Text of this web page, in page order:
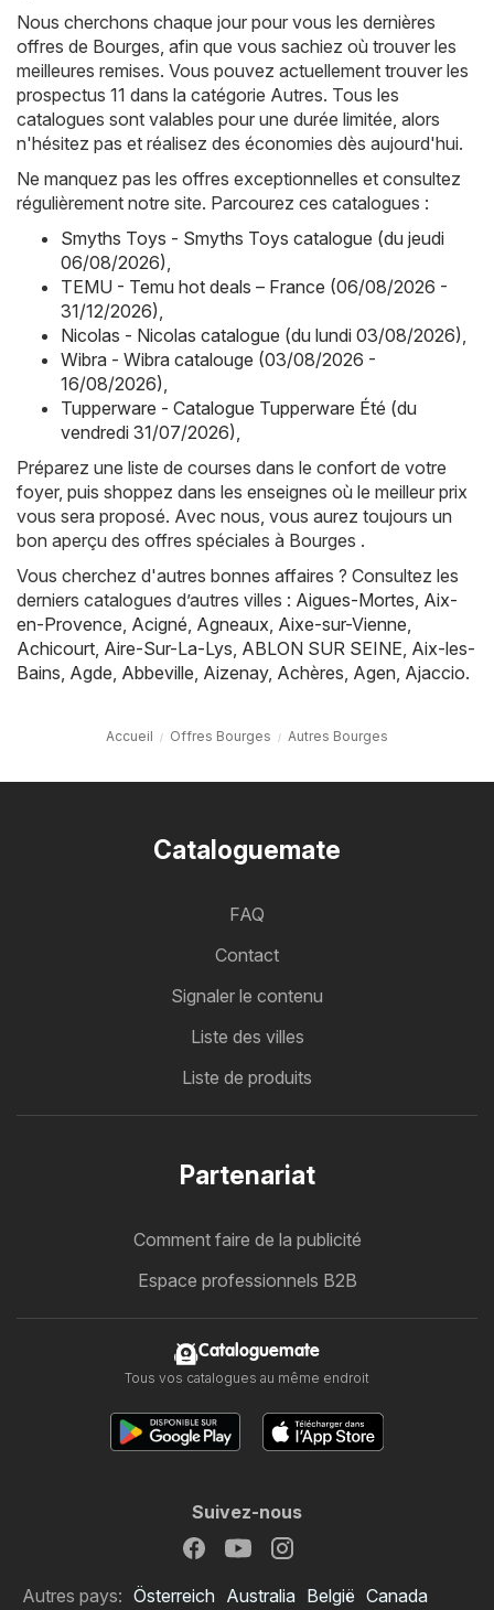
Nous cherchons chaque jour pour vous les dernières
offres de Bourges, afin que vous sachiez où trouver les
meilleures remises. Vous pouvez actuellement trouver les
prospectus 11 dans la catégorie Autres. Tous les
catalogues sont valables pour une durée limitée, alors
n'hésitez pas et réalisez des économies dès aujourd'hui.
Ne manquez pas les offres exceptionnelles et consultez
régulièrement notre site. Parcourez ces catalogues :
Smyths Toys - Smyths Toys catalogue (du jeudi
06/08/2026),
TEMU - Temu hot deals – France (06/08/2026 -
31/12/2026),
Nicolas - Nicolas catalogue (du lundi 03/08/2026),
Wibra - Wibra catalouge (03/08/2026 -
16/08/2026),
Tupperware - Catalogue Tupperware Été (du
vendredi 31/07/2026),
Préparez une liste de courses dans le confort de votre
foyer, puis shoppez dans les enseignes où le meilleur prix
vous sera proposé. Avec nous, vous aurez toujours un
bon aperçu des offres spéciales à Bourges .
Vous cherchez d'autres bonnes affaires ? Consultez les
derniers catalogues d’autres villes : Aigues-Mortes, Aix-
en-Provence, Acigné, Agneaux, Aixe-sur-Vienne,
Achicourt, Aire-Sur-La-Lys, ABLON SUR SEINE, Aix-les-
Bains, Agde, Abbeville, Aizenay, Achères, Agen, Ajaccio.
Accueil Offres Bourges Autres Bourges
Cataloguemate
FAQ
Contact
Signaler le contenu
Liste des villes
Liste de produits
Partenariat
Comment faire de la publicité
Espace professionnels B2B
Cataloguemate
Tous vos catalogues au même endroit
Suivez-nous
Autres pays: Österreich Australia België Canada